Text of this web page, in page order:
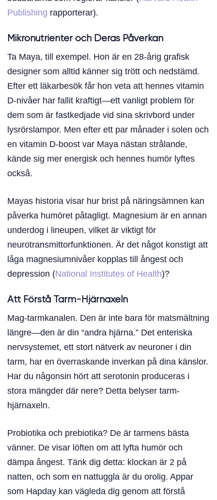
Publishing rapporterar).
Mikronutrienter och Deras Påverkan
Ta Maya, till exempel. Hon är en 28-årig grafisk
designer som alltid känner sig trött och nedstämd.
Efter ett läkarbesök får hon veta att hennes vitamin
D-nivåer har fallit kraftigt—ett vanligt problem för
dem som är fastkedjade vid sina skrivbord under
lysrörslampor. Men efter ett par månader i solen och
en vitamin D-boost var Maya nästan strålande,
kände sig mer energisk och hennes humör lyftes
också.
Mayas historia visar hur brist på näringsämnen kan
påverka humöret påtagligt. Magnesium är en annan
underdog i lineupen, vilket är viktigt för
neurotransmittorfunktionen. Är det något konstigt att
låga magnesiumnivåer kopplas till ångest och
depression (National Institutes of Health)?
Att Förstå Tarm-Hjärnaxeln
Mag-tarmkanalen. Den är inte bara för matsmältning
längre—den är din “andra hjärna.” Det enteriska
nervsystemet, ett stort nätverk av neuroner i din
tarm, har en överraskande inverkan på dina känslor.
Har du någonsin hört att serotonin produceras i
stora mängder där nere? Detta belyser tarm-
hjärnaxeln.
Probiotika och prebiotika? De är tarmens bästa
vänner. De visar löften om att lyfta humör och
dämpa ångest. Tänk dig detta: klockan är 2 på
natten, och som en nattuggla är du orolig. Appar
som Hapday kan vägleda dig genom att förstå